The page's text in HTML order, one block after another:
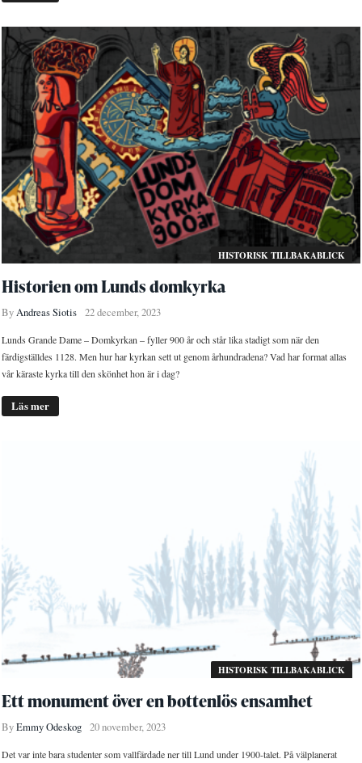
HISTORISK TILLBAKABLICK
Historien om Lunds domkyrka
ByAndreas Siotis 22 december, 2023
Lunds Grande Dame – Domkyrkan – fyller 900 år och står lika stadigt som när den
färdigställdes 1128. Men hur har kyrkan sett ut genom århundradena? Vad har format allas
vår käraste kyrka till den skönhet hon är i dag?
Läs mer
HISTORISK TILLBAKABLICK
Ett monument över en bottenlös ensamhet
ByEmmy Odeskog 20 november, 2023
Det var inte bara studenter som vallfärdade ner till Lund under 1900-talet. På välplanerat